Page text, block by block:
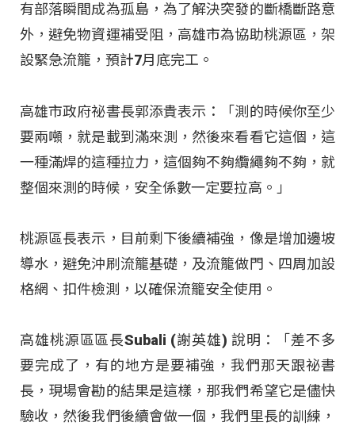
有部落瞬間成為孤島，為了解決突發的斷橋斷路意
外，避免物資運補受阻，高雄市為協助桃源區，架
設緊急流籠，預計7月底完工。
高雄市政府祕書長郭添貴表示：「測的時候你至少
要兩噸，就是載到滿來測，然後來看看它這個，這
一種滿焊的這種拉力，這個夠不夠纜繩夠不夠，就
整個來測的時候，安全係數一定要拉高。」
桃源區長表示，目前剩下後續補強，像是增加邊坡
導水，避免沖刷流籠基礎，及流籠做門、四周加設
格網、扣件檢測，以確保流籠安全使用。
高雄桃源區區長Subali (謝英雄) 說明：「差不多
要完成了，有的地方是要補強，我們那天跟祕書
長，現場會勘的結果是這樣，那我們希望它是儘快
驗收，然後我們後續會做一個，我們里長的訓練，